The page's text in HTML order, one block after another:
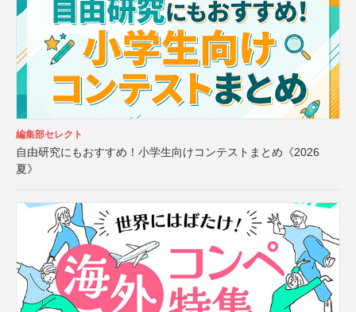
編集部セレクト
自由研究にもおすすめ！小学生向けコンテストまとめ《2026
夏》